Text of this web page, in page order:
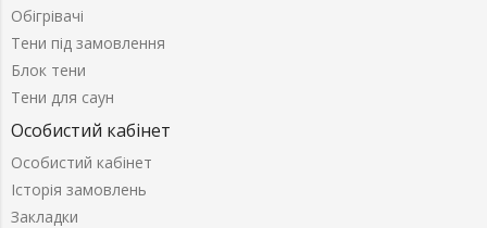
Обігрівачі
Тени під замовлення
Блок тени
Тени для саун
Особистий кабінет
Особистий кабінет
Історія замовлень
Закладки